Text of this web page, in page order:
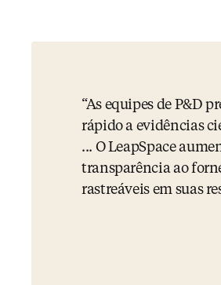
As equipes de P&D
rápido a evidências
... O LeapSpace
transparência ao
rastreáveis em suas